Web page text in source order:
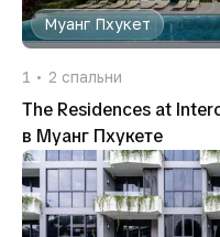
Муанг Пхукет
1 2 спальни
The Residences at
в Муанг Пхукете